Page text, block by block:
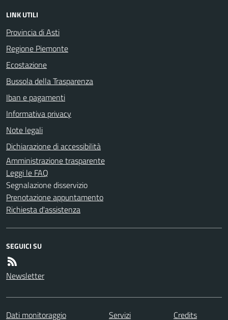
LINK UTILI
Provincia di Asti
Regione Piemonte
Ecostazione
Bussola della Trasparenza
Iban e pagamenti
Informativa privacy
Note legali
Dichiarazione di accessibilità
Amministrazione trasparente
Leggi le FAQ
Segnalazione disservizio
Prenotazione appuntamento
Richiesta d'assistenza
SEGUICI SU
Newsletter
Dati monitoraggio Servizi Credits